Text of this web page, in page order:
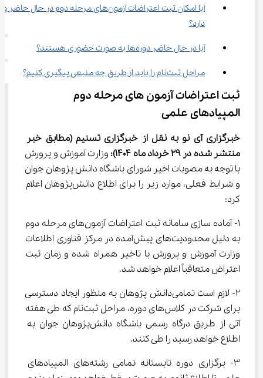
آیا امکان ثبت اعتراضات آزمون‌های مرحله دوم در حال
دارد؟
آیا در حال حاضر دوره‌ها به صورت حضوری هستند؟
مراحل ثبت‌نام را باید از طریق چه منبعی پیگیری کنیم؟
ثبت اعتراضات آزمون های مرحله دوم
المپیادهای علمی
خبرگزاری آی نو به نقل از خبرگزاری تسنیم (مطابق خبر
منتشر شده در 29 خرداد ماه 1404):
وزارت آموزش و پرورش
با توجه به مصوبات اخیر شورای باشگاه دانش پژوهان جوان
و شرایط فعلی، موارد زیر را برای اطلاع دانش‌پژوهان اعلام
کرد:
1- آماده سازی سامانه ثبت اعتراضات آزمون‌های مرحله دوم
به دلیل محدودیت‌های پیش‌آمده در مرکز فناوری‌ اطلاعات
وزارت آموزش و پرورش با تاخیر همراه شده و زمان ثبت
اعتراض متعاقباً اعلام خواهد شد.
2- لازم است تمامی‌دانش پژوهان به منظور ایجاد دسترسی
برای شرکت در کلاس‌های دوره، مراحل ثبت‌نام که طی هفته
آتی از طریق درگاه رسمی باشگاه دانش‌پژوهان جوان به
اطلاع خواهد رسید را طی کنند.
3- برگزاری دوره‌ تابستانه تمامی رشته‌های المپیادهای